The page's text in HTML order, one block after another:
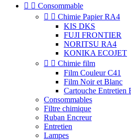
  Consommable
  Chimie Papier RA4
KIS DKS
FUJI FRONTIER
NORITSU RA4
KONIKA ECOJET
  Chimie film
Film Couleur C41
Film Noir et Blanc
Cartouche Entretien
Consommables
Filtre chimique
Ruban Encreur
Entretien
Lampes